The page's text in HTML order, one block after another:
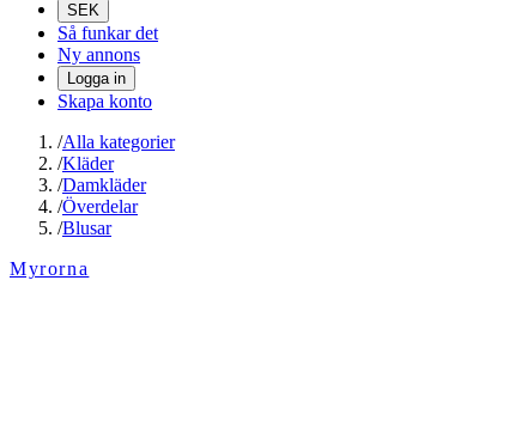
SEK
Så funkar det
Ny annons
Logga in
Skapa konto
/Alla kategorier
/Kläder
/Damkläder
/Överdelar
/Blusar
Myrorna